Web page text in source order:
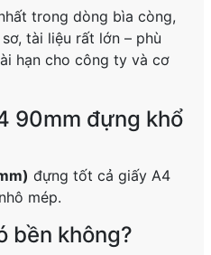
trong dòng bìa còng,
tài liệu rất lớn – phù
hạn cho công ty và cơ
90mm đựng khổ
đựng tốt cả giấy A4
mép.
bền không?